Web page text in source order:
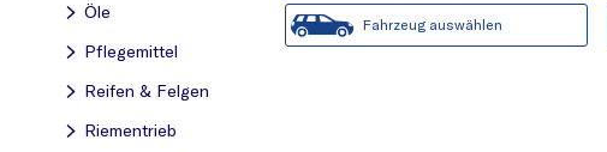
Öle
Pflegemittel
Reifen & Felgen
Riementrieb
Fahrzeug auswählen